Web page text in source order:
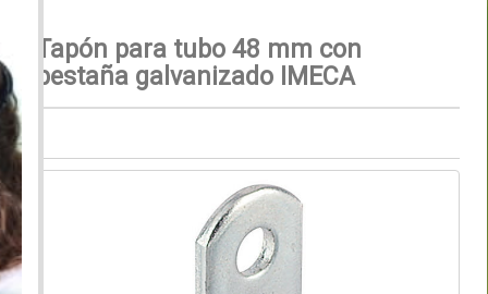
Tapón para tubo 48 mm con
pestaña galvanizado IMECA